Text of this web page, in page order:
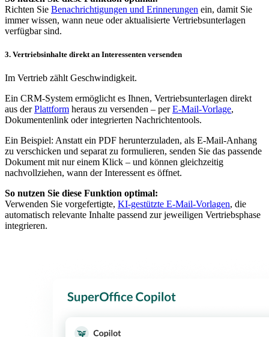
Richten Sie Benachrichtigungen und Erinnerungen ein, damit Sie
immer wissen, wann neue oder aktualisierte Vertriebsunterlagen
verfügbar sind.
3. Vertriebsinhalte direkt an Interessenten versenden
Im Vertrieb zählt Geschwindigkeit.
Ein CRM-System ermöglicht es Ihnen, Vertriebsunterlagen direkt
aus derPlattform heraus zu versenden – perE-Mail-Vorlage,
Dokumentenlink oder integrierten Nachrichtentools.
Ein Beispiel: Anstatt ein PDF herunterzuladen, als E-Mail-Anhang
zu verschicken und separat zu formulieren, senden Sie das passende
Dokument mit nur einem Klick – und können gleichzeitig
nachvollziehen, wann der Interessent es öffnet.
So nutzen Sie diese Funktion optimal:
Verwenden Sie vorgefertigte, KI-gestützte E-Mail-Vorlagen, die
automatisch relevante Inhalte passend zur jeweiligen Vertriebsphase
integrieren.